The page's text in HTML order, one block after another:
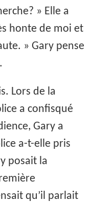
» Elle a
honte de moi et
» Gary pense
Lors de la
a confisqué
Gary a
a-t-elle pris
posait la
qu’il parlait